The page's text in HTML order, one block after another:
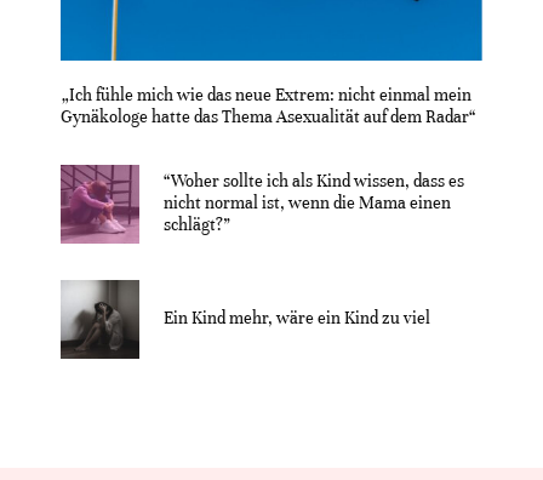
„Ich fühle mich wie das neue Extrem: nicht einmal mein
Gynäkologe hatte das Thema Asexualität auf dem Radar“
“Woher sollte ich als Kind wissen, dass es
nicht normal ist, wenn die Mama einen
schlägt?”
Ein Kind mehr, wäre ein Kind zu viel